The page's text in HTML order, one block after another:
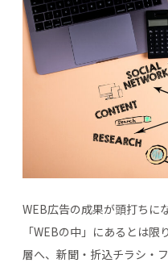
WEB広告の成果が頭打ちに
「WEBの中」にあるとは
層へ、新聞・折込チラシ・